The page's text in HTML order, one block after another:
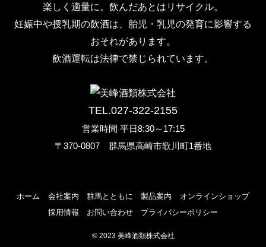
楽しく適量に。飲んだあとはリサイクル。
妊娠中や授乳期の飲酒は、胎児・乳児の発育に影響する
おそれがあります。
飲酒運転は法律で禁じられています。
TEL.027-322-2155
営業時間 平日8:30～17:15
〒370-0807 群馬県高崎市歌川町1番地
ホーム 会社案内 群馬とともに 製品案内
オンラインショップ
採用情報
お問い合わせ プライバシーポリシー
©2023 美峰酒類株式会社